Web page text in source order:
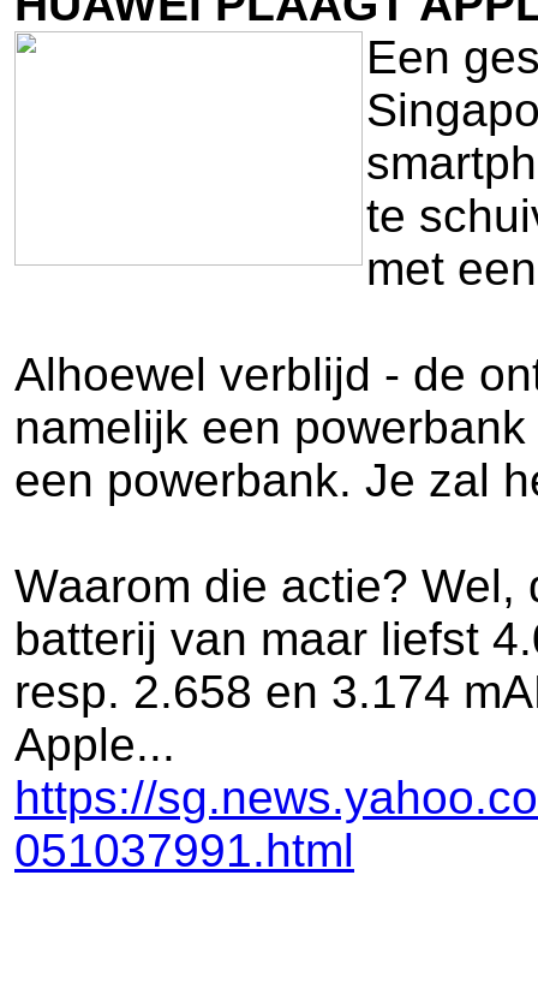
Een
te
met
Alhoewel verblijd - de
namelijk een
een powerbank. Je zal
Waarom die actie?
batterij van maar liefst
resp. 2.658 en 3.174
Apple...
https://
051037991.html